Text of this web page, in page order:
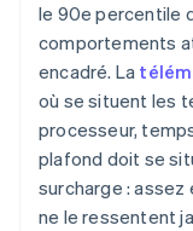
le 90e percentile
comportements
encadré. La
où se situent les
processeur,
plafond doit se
surcharge :
ne le ressentent